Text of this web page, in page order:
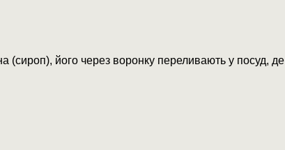
(сироп), його через воронку переливають у посуд, де